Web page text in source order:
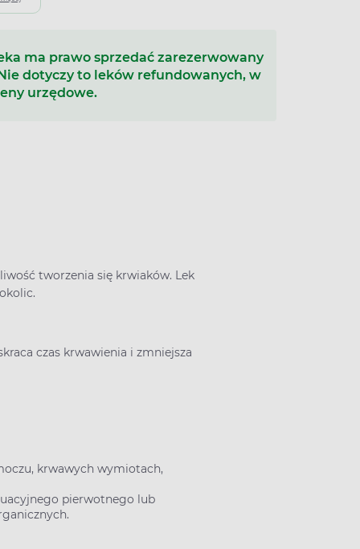
ma prawo sprzedać zarezerwowany
dotyczy to leków refundowanych, w
urzędowe.
tworzenia się krwiaków. Lek
czas krwawienia i zmniejsza
krwawych wymiotach,
pierwotnego lub